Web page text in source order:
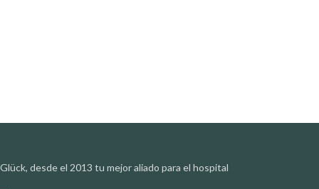
Glück, desde el 2013 tu mejor aliado para el hospital